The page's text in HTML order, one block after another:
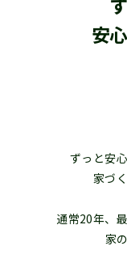
安
ずっと安
家づ
通常20年、
家